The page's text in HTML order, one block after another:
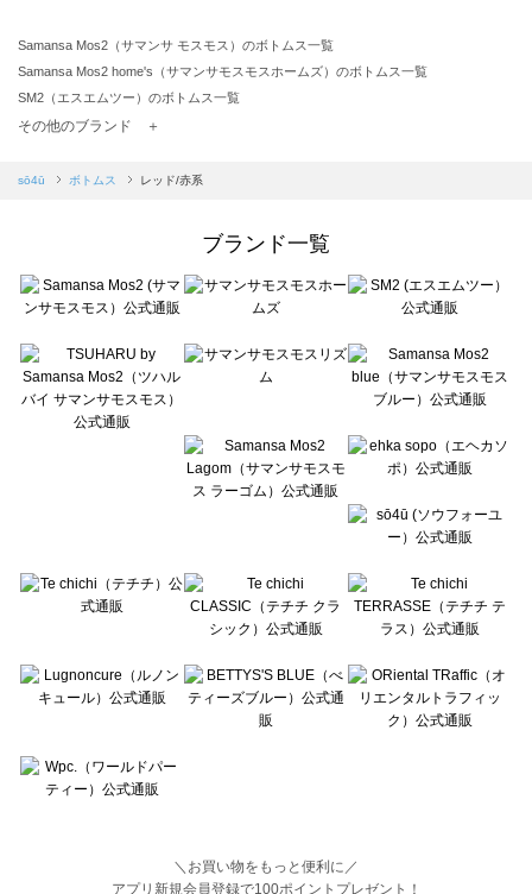
Samansa Mos2（サマンサ モスモス）のボトムス一覧
Samansa Mos2 home's（サマンサモスモスホームズ）のボトムス一覧
SM2（エスエムツー）のボトムス一覧
TSUHARU by Samansa Mos2（ツハルバイサマンサモスモス）のボトムス一覧
Samansa Mos2 blue（サマンサモスモス ブルー）のボトムス一覧
sō4ū（ソウフォーユー）のボトムス一覧
Te chichi（テチチ）のボトムス一覧
Te chichi CLASSIC（テチチ クラシック）のボトムス一覧
Lugnoncure（ルノンキュール）のボトムス一覧
BETTY'S BLUE（べティーズブルー）のボトムス一覧
Wpc.（ワールドパーティー）のボトムス一覧
その他のブランド ＋
sō4ū ボトムス レッド/赤系
ブランド一覧
＼お買い物をもっと便利に／
アプリ新規会員登録で100ポイントプレゼント！